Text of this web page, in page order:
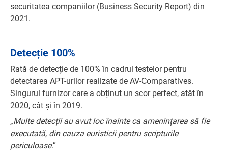
securitatea companiilor (Business Security Report) din
2021.
Detecție 100%
Rată de detecție de 100% în cadrul testelor pentru
detectarea APT-urilor realizate de AV-Comparatives.
Singurul furnizor care a obținut un scor perfect, atât în
2020, cât și în 2019.
„Multe detecții au avut loc înainte ca amenințarea să fie
executată, din cauza euristicii pentru scripturile
periculoase.”